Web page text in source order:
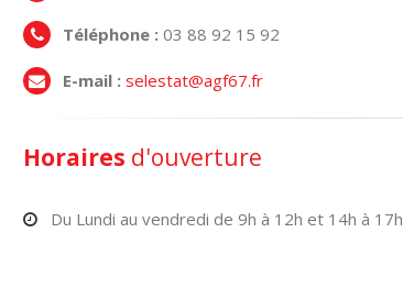
Téléphone : 03 88 92 15 92
E-mail : selestat@agf67.fr
Horaires d'ouverture
Du Lundi au vendredi de 9h à 12h et 14h à 17h